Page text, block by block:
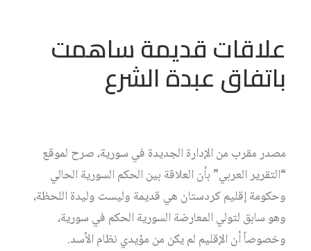
علاقات قديمة ساهمت
باتفاق عبدة الشرع
مصدر مقرب من الإدارة الجديدة في سورية، صرح لموقع
“التقرير العربي” بأن العلاقة بين الحكم السورية الحالي
وحكومة إقليم كردستان هي قديمة وليست وليدة اللحظة،
وهو سابق لتولي المعارضة السورية الحكم في سورية،
وخصوصاً أن الإقليم لم يكن من مؤيدي نظام الأسد.